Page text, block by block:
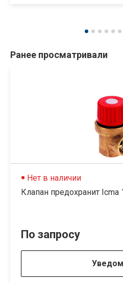
Ранее просматривали
Нет в наличии
Клапан предохранит Icma
По запросу